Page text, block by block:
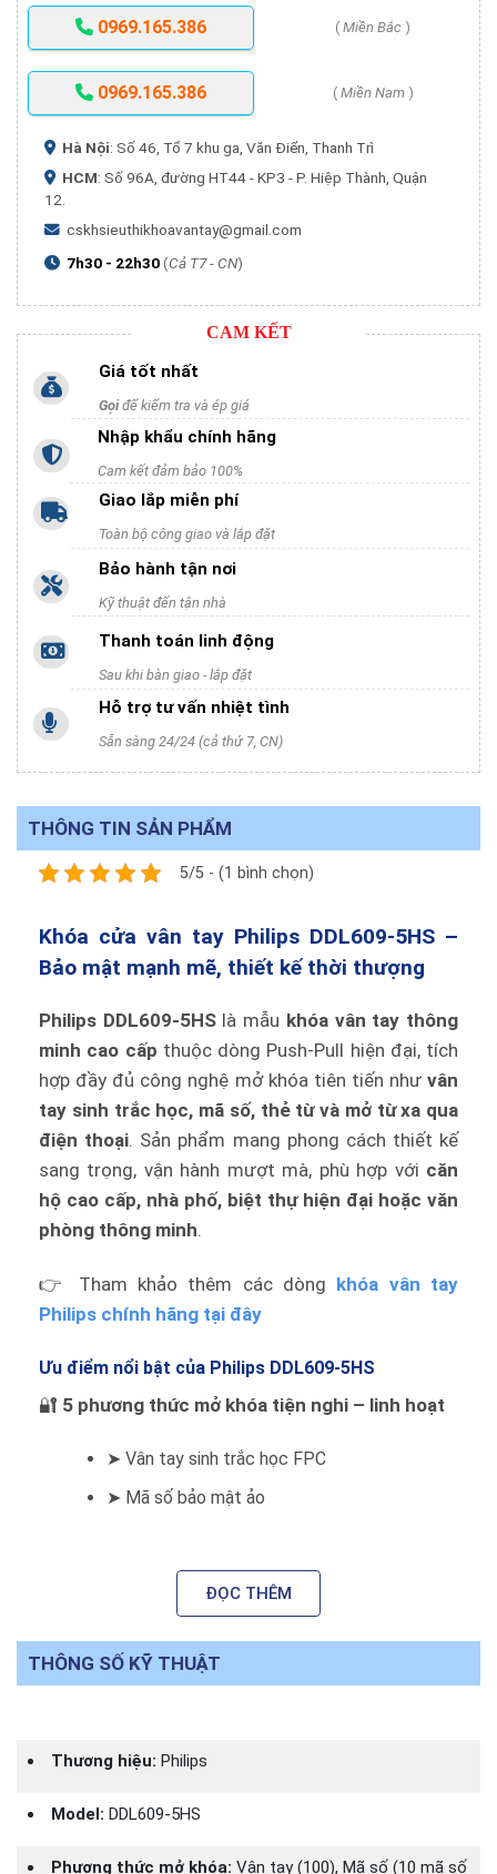
0969.165.386 ( Miền Bắc )
0969.165.386 ( Miền Nam)
Hà Nội: Số 46, Tổ 7 khu ga, Văn Điển, Thanh Trì
HCM: Số 96A, đường HT44 - KP3 - P. Hiệp Thành, Quận
12.
cskhsieuthikhoavantay@gmail.com
7h30 - 22h30(Cả T7 - CN)
CAM KẾT
Giá tốt nhất
Gọiđể kiểm tra và ép giá
Nhập khẩu chính hãng
Cam kết đảm bảo 100%
Giao lắp miễn phí
Toàn bộ công giao và lắp đặt
Bảo hành tận nơi
Kỹ thuật đến tận nhà
Thanh toán linh động
Sau khi bàn giao - lắp đặt
Hỗ trợ tư vấn nhiệt tình
Sẵn sàng 24/24 (cả thứ 7, CN)
THÔNG TIN SẢN PHẨM
5/5 - (1 bình chọn)
Khóa cửa vân tay Philips DDL609-5HS –
Bảo mật mạnh mẽ, thiết kế thời thượng
Philips DDL609-5HSlà mẫu khóa vân tay thông
minh cao cấp thuộc dòng Push-Pull hiện đại, tích
hợp đầy đủ công nghệ mở khóa tiên tiến như vân
tay sinh trắc học, mã số, thẻ từ và mở từ xa qua
điện thoại. Sản phẩm mang phong cách thiết kế
sang trọng, vận hành mượt mà, phù hợp với căn
hộ cao cấp, nhà phố, biệt thự hiện đại hoặc văn
phòng thông minh.
👉 Tham khảo thêm các dòng khóa vân tay
Philips chính hãng tại đây
Ưu điểm nổi bật của Philips DDL609-5HS
🔐 5 phương thức mở khóa tiện nghi – linh hoạt
➤ Vân tay sinh trắc học FPC
➤ Mã số bảo mật ảo
➤ Chìa cơ chống sao chép
➤ Kết nối mở khóa từ xa qua app Bluetooth
✨Tay nắm Push-Pull tiện dụng
các mẫu tay gạt truyền thống.
📲Kết nối điện thoại thông minh
ĐỌC THÊM
THÔNG SỐ KỸ THUẬT
Thương hiệu: Philips
Model: DDL609-5HS
Phương thức mở khóa: Vân tay (100), Mã số (10 mã số